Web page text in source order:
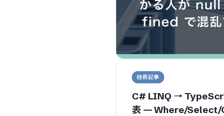
技術記事
C# LINQ →
表 — Where/Select/